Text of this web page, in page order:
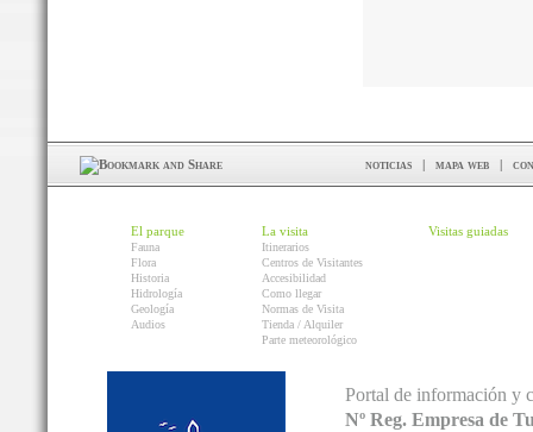
noticias | mapa web |
El parque
Fauna
Flora
Historia
Hidrología
Geología
Audios
La visita
Itinerarios
Centros de Visitantes
Accesibilidad
Como llegar
Normas de Visita
Tienda / Alquiler
Parte meteorológico
Visitas guiadas
Portal de información y
Nº Reg. Empresa de